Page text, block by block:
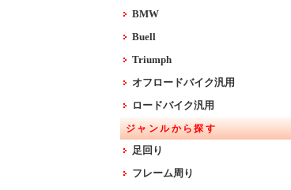
BMW
Buell
Triumph
オフロードバイク汎用
ロードバイク汎用
ジャンルから探す
足回り
フレーム周り